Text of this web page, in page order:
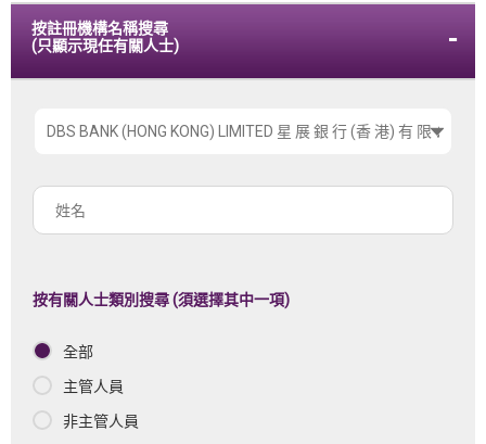
按註冊機構名稱搜尋
(只顯示現任有關人士)
擇
名
稱
姓
按有關人士類別搜尋 (須選擇其中一項)
全部
主管人員
非主管人員